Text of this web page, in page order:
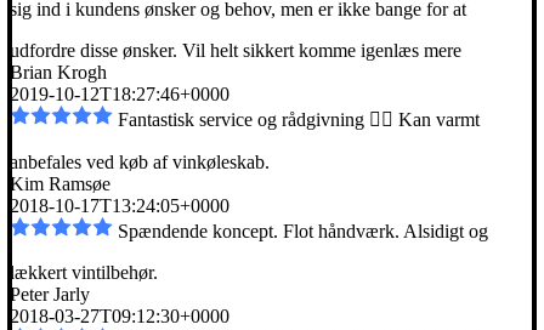
sig ind i kundens ønsker og behov, men erikke bange for at
udfordre disse ønsker. Vil helt sikkert komme igenlæs mere
Brian Krogh
2019-10-12T18:27:46+0000
Fantastisk service og rådgivning 👌🏼 Kan varmt
anbefales ved køb af vinkøleskab.
Kim Ramsøe
2018-10-17T13:24:05+0000
Spændende koncept. Flot håndværk. Alsidigt og
lækkert vintilbehør.
Peter Jarly
2018-03-27T09:12:30+0000